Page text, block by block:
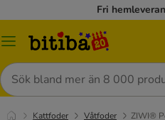
Fri
Meny
Sök
Kattfoder Våtfoder ZIWI®